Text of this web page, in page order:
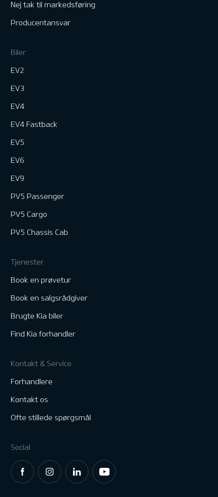
Nej tak til markedsføring
Producentansvar
Biler
EV2
EV3
EV4
EV4 Fastback
EV5
EV6
EV9
PV5 Passenger
PV5 Cargo
PV5 Chassis Cab
Tjenester
Book en prøvetur
Book en salgsrådgiver
Brugte Kia biler
Find Kia forhandler
Kontakt & Service
Forhandlere
Kontakt os
Ofte stillede spørgsmål
Social